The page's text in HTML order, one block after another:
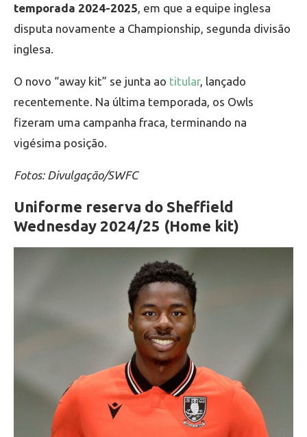
temporada 2024-2025 , em que a equipe inglesa
disputa novamente a Championship, segunda divisão
inglesa.
O novo “away kit” se junta ao titular, lançado
recentemente. Na última temporada, os Owls
fizeram uma campanha fraca, terminando na
vigésima posição.
Fotos: Divulgação/SWFC
Uniforme reserva do Sheffield
Wednesday 2024/25 (Home kit)